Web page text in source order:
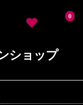
0
ショップ